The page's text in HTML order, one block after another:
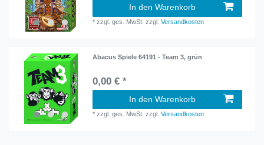
In den Warenkorb
*zzgl. ges. MwSt. zzgl.Versandkosten
Abacus Spiele 64191 - Team 3, grün
0,00 € *
In den Warenkorb
*zzgl. ges. MwSt. zzgl.Versandkosten